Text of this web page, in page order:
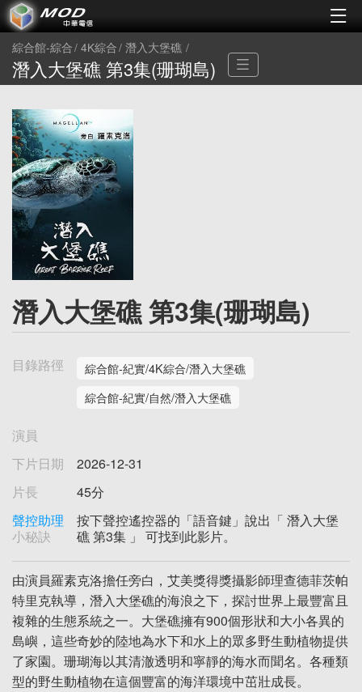
綜合館-綜合 4K綜合 潛入大堡礁
潛入大堡礁 第3集(珊瑚島)
潛入大堡礁 第3集(珊瑚島)
目錄路徑
綜合館-紀實/4K綜合/潛入大堡礁
綜合館-紀實/自然/潛入大堡礁
演員
下片日期
2026-12-31
片長
45分
聲控助理
小秘訣
按下聲控遙控器的「語音鍵」說出「 潛入大堡
礁 第3集 」 可找到此影片。
由演員羅素克洛擔任旁白，艾美獎得獎攝影師理查德菲茨帕
特里克執導，潛入大堡礁的海浪之下，探討世界上最豐富且
複雜的生態系統之一。大堡礁擁有900個形狀和大小各異的
島嶼，這些奇妙的陸地為水下和水上的眾多野生動植物提供
了家園。珊瑚海以其清澈透明和寧靜的海水而聞名。各種類
型的野生動植物在這個豐富的海洋環境中茁壯成長。